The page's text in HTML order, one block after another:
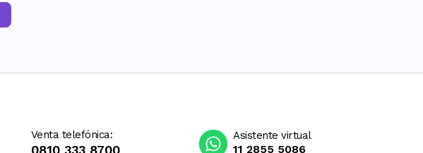
Venta telefónica:
0810 333 8700
Asistente virtual
11 2855 5086